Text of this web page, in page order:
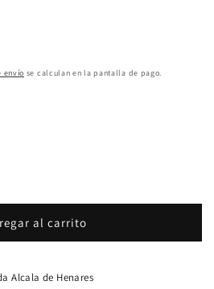
envío se calculan en la pantalla de pago.
al carrito
Alcala de Henares